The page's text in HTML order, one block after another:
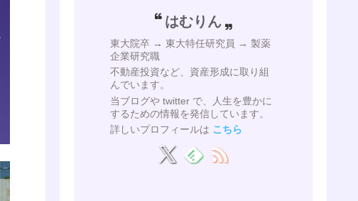
はむりん
東大院卒 → 東大特任研究員 → 製薬
企業研究職
不動産投資など、資産形成に取り組
んでいます。
当ブログや twitter で、人生を豊かに
するための情報を発信しています。
詳しいプロフィールは こちら